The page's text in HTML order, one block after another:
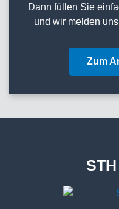
Dann füllen Sie
und wir melden
Zum